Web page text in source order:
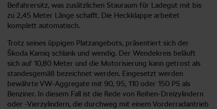
Beifahrersitz, was zusätzlichen Stauraum für Ladegut mit bis
zu 2,45 Meter Länge schafft. Die Heckklappe arbeitet
komplett automatisch.
Trotz seines üppigen Platzangebots, präsentiert sich der
Škoda Kamiq schlank und wendig. Der Wendekreis beläuft
sich auf 10,80 Meter und die Motorisierung kann getrost als
standesgemäß bezeichnet werden. Eingesetzt werden
bewährte VW-Aggregate mit 90, 95, 110 oder 150 PS als
Benziner. In diesem Fall ist die Rede von Reihen-Dreizylindern
oder -Vierzylindern, die durchweg mit einem Vorderradantrieb